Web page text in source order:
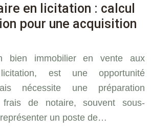
en licitation : calcul
pour une acquisition
bien immobilier en vente aux
est une opportunité
nécessite une préparation
frais de notaire, souvent sous-
un poste de…